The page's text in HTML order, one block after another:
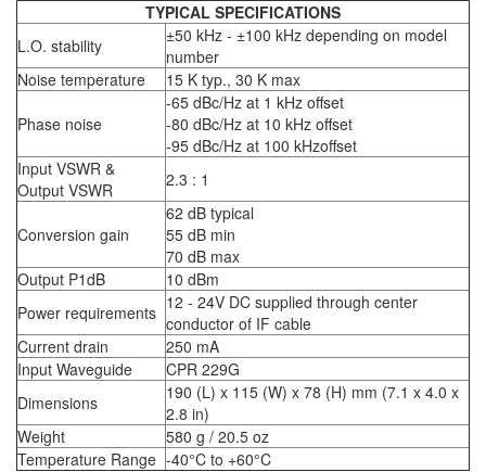
TYPICAL SPECIFICATIONS
L.O. stability
±50 kHz - ±100 kHz depending on model
number
Noise temperature
15 K typ., 30 K max
Phase noise
-65 dBc/Hz at 1 kHz offset
-80 dBc/Hz at 10 kHz offset
-95 dBc/Hz at 100 kHzoffset
Input VSWR &
Output VSWR
2.3 : 1
Conversion gain
62 dB typical
55 dB min
70 dB max
Output P1dB
10 dBm
Power requirements 12 - 24V DC supplied through center
conductor of IF cable
Current drain
250 mA
Input Waveguide
CPR 229G
Dimensions
190 (L) x 115 (W) x 78 (H) mm (7.1 x 4.0 x
2.8 in)
Weight
580 g / 20.5 oz
Temperature Range -40°C to +60°C